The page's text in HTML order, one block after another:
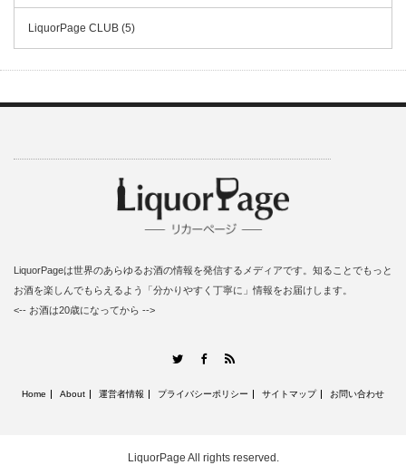
LiquorPage CLUB (5)
LiquorPageは世界のあらゆるお酒の情報を発信するメディアです。知ることでもっと
お酒を楽しんでもらえるよう「分かりやすく丁寧に」情報をお届けします。
<-- お酒は20歳になってから -->
TwitterFacebook
Home About 運営者情報 プライバシーポリシー サイトマップ お問い合わせ
LiquorPage All rights reserved.